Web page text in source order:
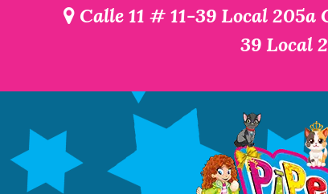
Calle 11 # 11-39 Local
39 Local